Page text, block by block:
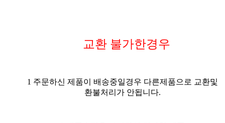
교환 불가한경우
1 주문하신 제품이 배송중일경우 다른제품으로 교환및
환불처리가 안됩니다.